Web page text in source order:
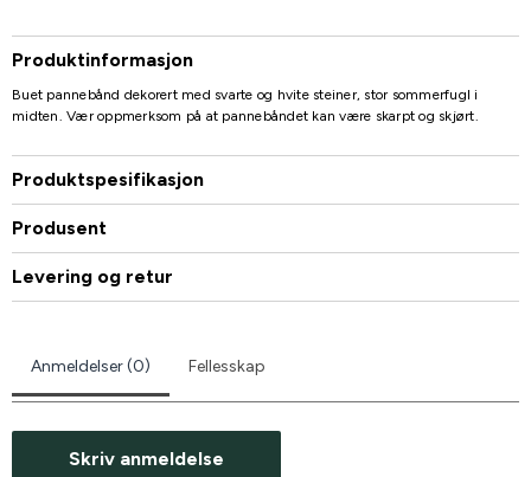
Produktinformasjon
Buet pannebånd dekorert med svarte og hvite steiner, stor sommerfugl i
midten. Vær oppmerksom på at pannebåndet kan være skarpt og skjørt.
Produktspesifikasjon
Produsent
Levering og retur
Anmeldelser (0) Fellesskap
Skriv anmeldelse